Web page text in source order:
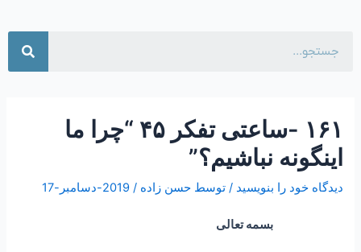
۱۶۱ -ساعتی تفکر ۴۵ “چرا ما
اینگونه نباشیم؟”
دیدگاه‌ خود را بنویسید / توسطحسن زاده/2019-دسامبر-17
بسمه تعالی